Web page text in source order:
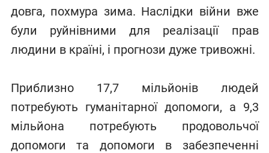
довга, похмура зима. Наслідки війни вже
були руйнівними для реалізації прав
людини в країні, і прогнози дуже тривожні.
Приблизно 17,7 мільйонів людей
потребують гуманітарної допомоги, а 9,3
мільйона потребують продовольчої
допомоги та допомоги в забезпеченні